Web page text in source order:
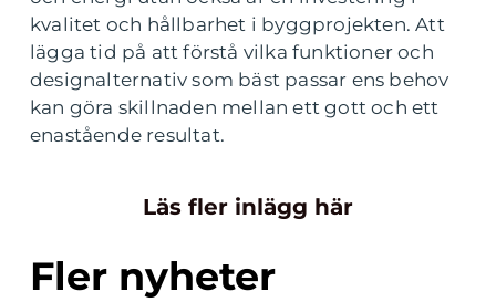
kvalitet och hållbarhet i byggprojekten. Att
lägga tid på att förstå vilka funktioner och
designalternativ som bäst passar ens behov
kan göra skillnaden mellan ett gott och ett
enastående resultat.
Läs fler inlägg här
Fler nyheter